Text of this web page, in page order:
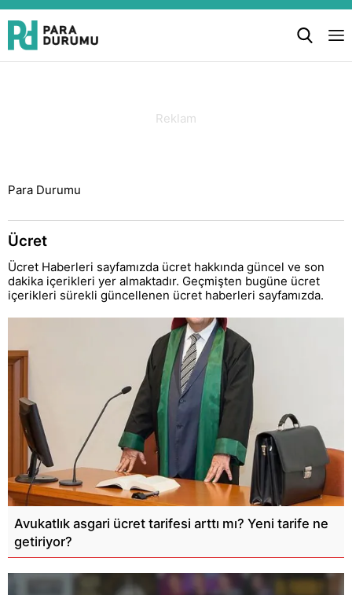
Para Durumu
Ücret
Ücret Haberleri sayfamızda ücret hakkında güncel ve son
dakika içerikleri yer almaktadır. Geçmişten bugüne ücret
içerikleri sürekli güncellenen ücret haberleri sayfamızda.
Avukatlık asgari ücret tarifesi arttı mı? Yeni tarife ne
getiriyor?